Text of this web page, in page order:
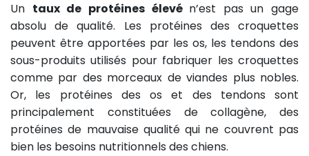
Un taux de protéines élevé n’est pas un gage
absolu de qualité. Les protéines des croquettes
peuvent être apportées par les os, les tendons des
sous-produits utilisés pour fabriquer les croquettes
comme par des morceaux de viandes plus nobles.
Or, les protéines des os et des tendons sont
principalement constituées de collagène, des
protéines de mauvaise qualité qui ne couvrent pas
bien les besoins nutritionnels des chiens.